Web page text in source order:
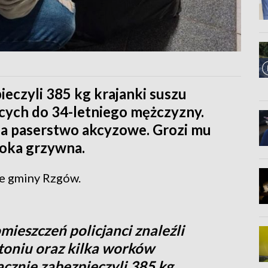
385 kg krajanki suszu
do 34-letniego mężczyzny.
paserstwo akcyzowe. Grozi mu
grzywna.
gminy Rzgów.
policjanci znaleźli
oraz kilka worków